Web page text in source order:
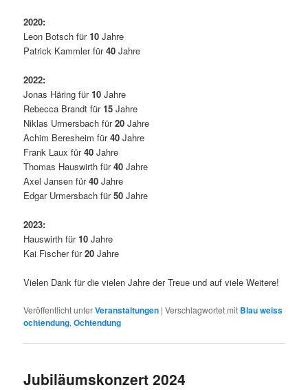
2020:
Leon Botsch für10Jahre
Patrick Kammler für40Jahre
2022:
Jonas Häring für10Jahre
Rebecca Brandt für15Jahre
Niklas Urmersbach für20Jahre
Achim Beresheim für40Jahre
Frank Laux für40Jahre
Thomas Hauswirth für40Jahre
Axel Jansen für40Jahre
Edgar Urmersbach für50Jahre
2023:
Hauswirth für10Jahre
Kai Fischer für20Jahre
Vielen Dank für die vielen Jahre der Treue und auf viele Weitere!
Veröffentlicht unterVeranstaltungen |Verschlagwortet mit Blau weiss
ochtendung,Ochtendung
Jubiläumskonzert 2024